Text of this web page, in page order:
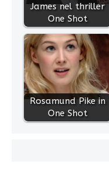
James nel thriller
One Shot
Rosamund Pike in
One Shot